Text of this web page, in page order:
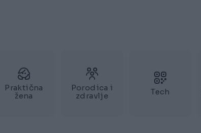
Praktična
žena
Porodica i
zdravlje
Tech